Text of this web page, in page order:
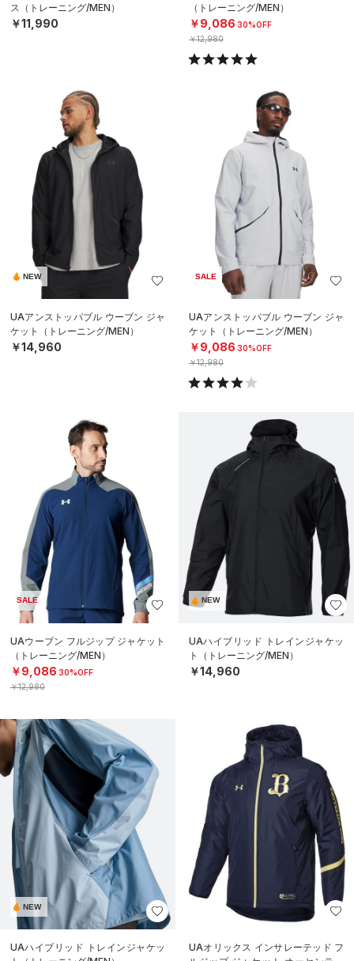
ス（トレーニング/MEN）
￥11,990
（トレーニング/MEN）
￥9,086 30%OFF
￥12,980
NEW
UAアンストッパブル ウーブン ジャ
ケット（トレーニング/MEN）
￥14,960
SALE
UAアンストッパブル ウーブン ジャ
ケット（トレーニング/MEN）
￥9,086 30%OFF
￥12,980
SALE
UAウーブン フルジップ ジャケット
（トレーニング/MEN）
￥9,086 30%OFF
￥12,980
NEW
UAハイブリッド トレインジャケッ
ト（トレーニング/MEN）
￥14,960
NEW
UAハイブリッド トレインジャケッ
UAオリックス インサレーテッド フ